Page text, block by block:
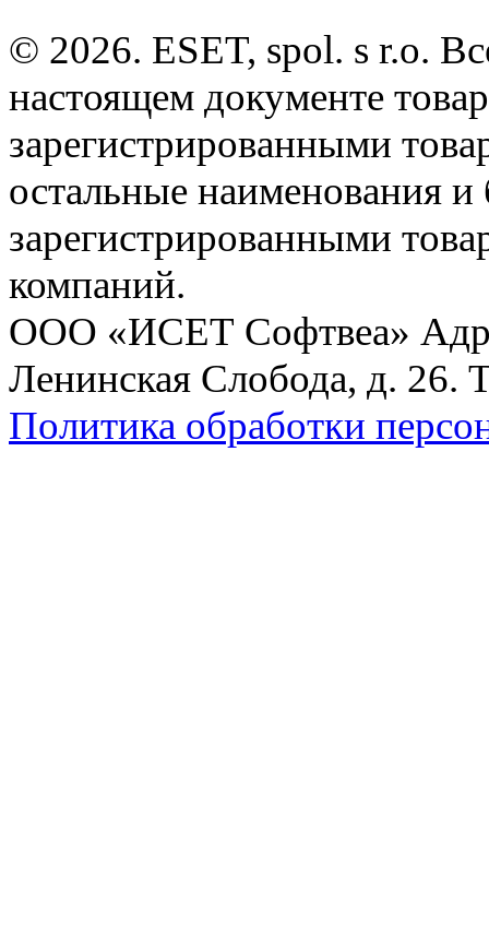
© 2026. ESET, spol. s r.o.
настоящем документе
зарегистрированными
остальные наименования
зарегистрированными
компаний.
ООО «ИСЕТ Софтвеа»
Ленинская Слобода, д. 26.
Политика обработки